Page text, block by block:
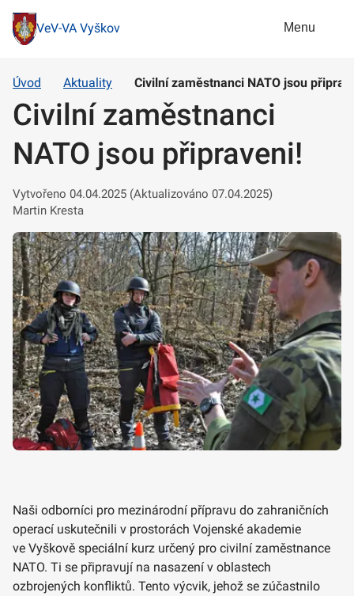
VeV-VA Vyškov Menu
Úvod Aktuality Civilní zaměstnanci NATO jsou
Civilní zaměstnanci
NATO jsou připraveni!
Vytvořeno 04.04.2025 (Aktualizováno 07.04.2025)
Martin Kresta
Naši odborníci pro mezinárodní přípravu do zahraničních
operací uskutečnili v prostorách Vojenské akademie
ve Vyškově speciální kurz určený pro civilní zaměstnance
NATO. Ti se připravují na nasazení v oblastech
ozbrojených konfliktů. Tento výcvik, jehož se zúčastnilo